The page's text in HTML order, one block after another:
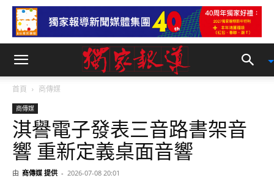
首頁 商傳媒
商傳媒
淇譽電子發表三音路書架音
響 重新定義桌面音響
由 商傳媒 提供 - 2026-07-08 20:01